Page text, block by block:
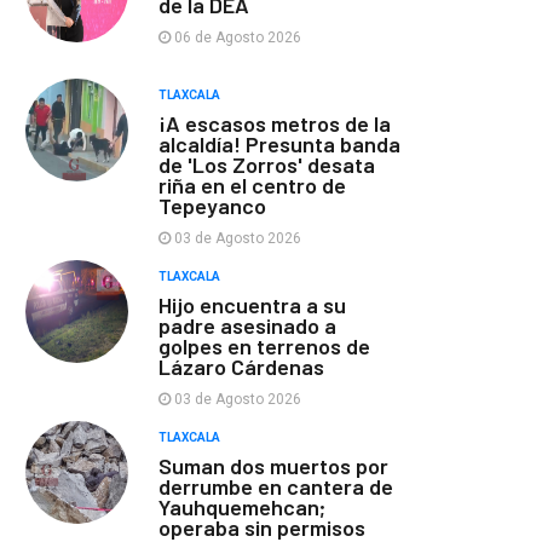
06 de Agosto 2026
TLAXCALA
¡A escasos metros de la
alcaldía! Presunta banda
de 'Los Zorros' desata
riña en el centro de
Tepeyanco
03 de Agosto 2026
TLAXCALA
Hijo encuentra a su
padre asesinado a
golpes en terrenos de
Lázaro Cárdenas
03 de Agosto 2026
TLAXCALA
Suman dos muertos por
derrumbe en cantera de
Yauhquemehcan;
operaba sin permisos